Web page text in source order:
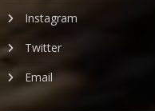
Instagram
Twitter
Email